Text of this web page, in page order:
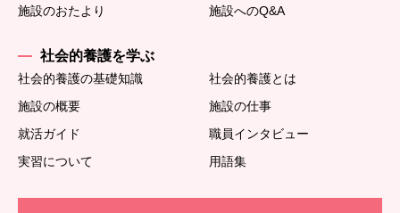
施設のおたより
施設へのQ&A
社会的養護を学ぶ
社会的養護の基礎知識
社会的養護とは
施設の概要
施設の仕事
就活ガイド
職員インタビュー
実習について
用語集